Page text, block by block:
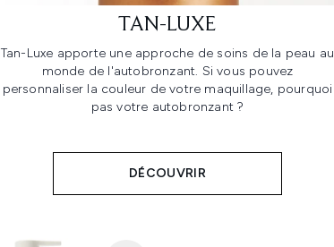
TAN-LUXE
Tan-Luxe apporte une approche de soins de la peau au
monde de l'autobronzant. Si vous pouvez
personnaliser la couleur de votre maquillage, pourquoi
pas votre autobronzant ?
DÉCOUVRIR